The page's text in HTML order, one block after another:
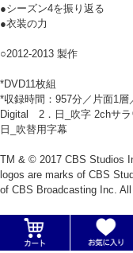
●シーズン4を振り返る
●衣装の力
○2012-2013 製作
*DVD11枚組
*収録時間：957分／片面1
Digital 2．日_吹字 2chサ
日_吹替用字幕
TM & © 2017 CBS Studios
logos are marks of CBS
of CBS Broadcasting Inc. All